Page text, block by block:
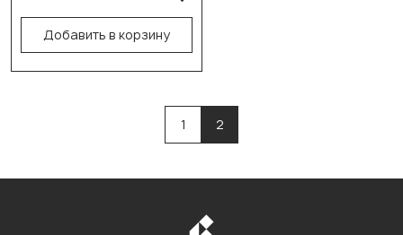
Добавить в корзину
1 2